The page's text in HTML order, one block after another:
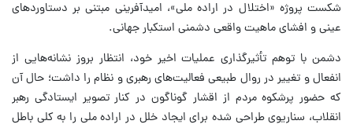
شکست پروژه «اختلال در اراده ملی»، امیدآفرینی مبتنی بر دستاوردهای
عینی و افشای ماهیت واقعی دشمنی استکبار جهانی.
دشمن با توهم تأثیرگذاری عملیات اخیر خود، انتظار بروز نشانه‌هایی از
انفعال و تغییر در روال طبیعی فعالیت‌های رهبری و نظام را داشت؛ حال آن
که حضور پرشکوه مردم از اقشار گوناگون در کنار تصویر ایستادگی رهبر
انقلاب، سناریوی طراحی شده برای ایجاد خلل در اراده ملی را به کلی باطل